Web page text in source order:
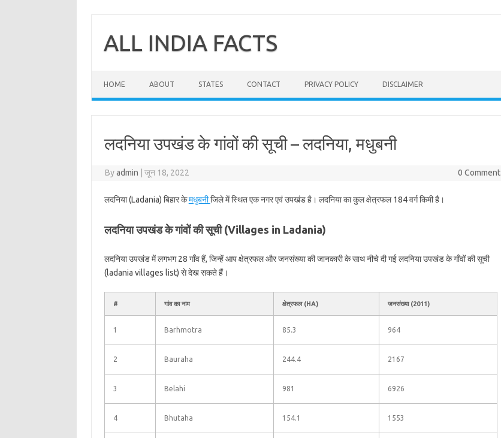
contentALL INDIA FACTS
HOME ABOUT STATES CONTACT PRIVACY POLICY DISCLAIMER
लदनिया उपखंड के गांवों की सूची – लदनिया, मधुबनी
Byadmin जून 18, 2022 0 Comment
लदनिया (Ladania) बिहार केमधुबनीजिले में स्थित एक नगर एवं उपखंड है। लदनिया का कुल क्षेत्रफल 184 वर्ग किमी है।
लदनिया उपखंड के गांवों की सूची (Villages in Ladania)
लदनिया उपखंड में लगभग 28 गाँव हैं, जिन्हें आप क्षेत्रफल और जनसंख्या की जानकारी के साथ नीचे दी गई लदनिया उपखंड के गाँवों की सूची
(ladania villages list) से देख सकते हैं।
# गांव का नाम क्षेत्रफल (HA) जनसंख्या (2011)
1 Barhmotra 85.3 964
2 Bauraha 244.4 2167
3 Belahi 981 6926
4 Bhutaha 154.1 1553